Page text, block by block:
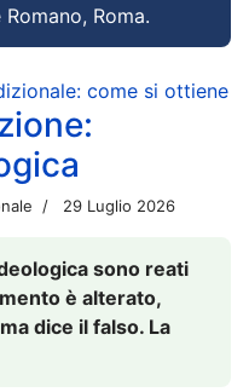
Roma.
come si ottiene
29 Luglio 2026
sono reati
è alterato,
dice il falso. La